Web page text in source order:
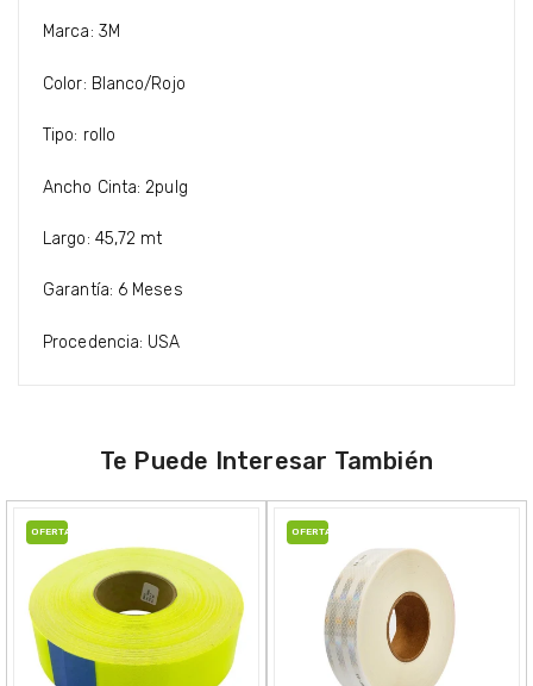
Marca: 3M
Color: Blanco/Rojo
Tipo: rollo
Ancho Cinta: 2pulg
Largo: 45,72 mt
Garantía: 6 Meses
Procedencia: USA
Te Puede Interesar También
OFERTA OFERTA